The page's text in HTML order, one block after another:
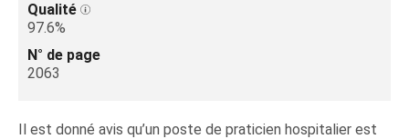
Qualité
97.6%
N° de page
2063
Il est donné avis qu’un poste de praticien hospitalier est